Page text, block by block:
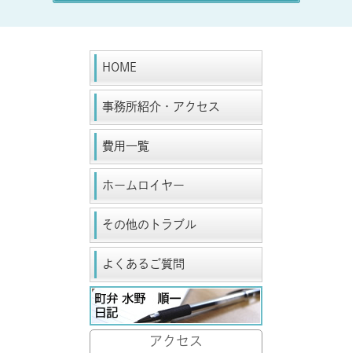
HOME
事務所紹介・アクセス
費用一覧
ホームロイヤー
その他のトラブル
よくあるご質問
アクセス